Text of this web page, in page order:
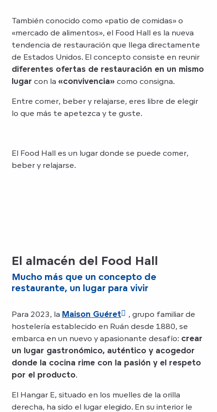
También conocido como «patio de comidas» o
«mercado de alimentos», el Food Hall es la nueva
tendencia de restauración que llega directamente
de Estados Unidos. El concepto consiste en reunir
diferentes ofertas de restauración en un mismo
lugar con la «convivencia» como consigna.
Entre comer, beber y relajarse, eres libre de elegir
lo que más te apetezca y te guste.
El Food Hall es un lugar donde se puede comer,
beber y relajarse.
El almacén del Food Hall
Mucho más que un concepto de
restaurante, un lugar para vivir
Para 2023, la Maison Guéret
, grupo familiar de
hostelería establecido en Ruán desde 1880, se
embarca en un nuevo y apasionante desafío: crear
un lugar gastronómico, auténtico y acogedor
donde la cocina rime con la pasión y el respeto
por el producto.
El Hangar E, situado en los muelles de la orilla
derecha, ha sido el lugar elegido. En su interior le